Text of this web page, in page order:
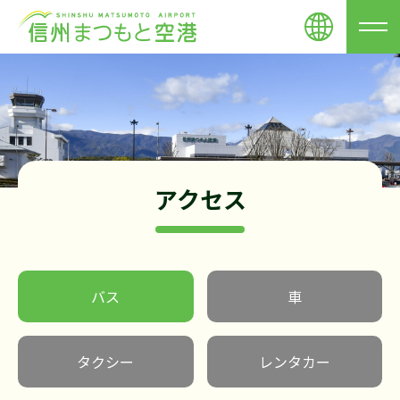
アクセス
バス 車
タクシー レンタカー